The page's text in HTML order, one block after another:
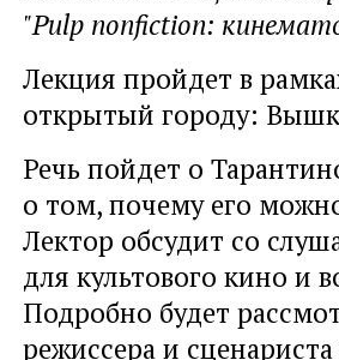
"Pulp nonfiction:
Лекция пройдет в
открытый городу:
Речь пойдет о
о том, почему его
Лектор обсудит со
для культового кино и
Подробно будет
режиссера и